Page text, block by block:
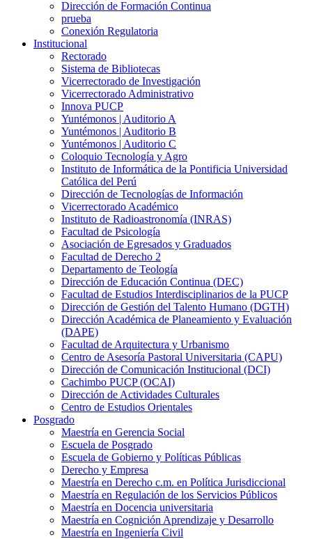
Dirección de Formación Continua
prueba
Conexión Regulatoria
Institucional
Rectorado
Sistema de Bibliotecas
Vicerrectorado de Investigación
Vicerrectorado Administrativo
Innova PUCP
Yuntémonos | Auditorio A
Yuntémonos | Auditorio B
Yuntémonos | Auditorio C
Coloquio Tecnología y Agro
Instituto de Informática de la Pontificia Universidad
Católica del Perú
Dirección de Tecnologías de Información
Vicerrectorado Académico
Instituto de Radioastronomía (INRAS)
Facultad de Psicología
Asociación de Egresados y Graduados
Facultad de Derecho 2
Departamento de Teología
Dirección de Educación Continua (DEC)
Facultad de Estudios Interdisciplinarios de la PUCP
Dirección de Gestión del Talento Humano (DGTH)
Dirección Académica de Planeamiento y Evaluación
(DAPE)
Facultad de Arquitectura y Urbanismo
Centro de Asesoría Pastoral Universitaria (CAPU)
Dirección de Comunicación Institucional (DCI)
Cachimbo PUCP (OCAI)
Dirección de Actividades Culturales
Centro de Estudios Orientales
Posgrado
Maestría en Gerencia Social
Escuela de Posgrado
Escuela de Gobierno y Políticas Públicas
Derecho y Empresa
Maestría en Derecho c.m. en Política Jurisdiccional
Maestría en Regulación de los Servicios Públicos
Maestría en Docencia universitaria
Maestría en Cognición Aprendizaje y Desarrollo
Maestría en Ingeniería Civil